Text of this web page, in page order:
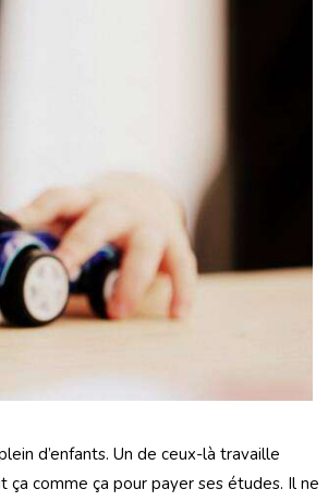
d’enfants. Un de ceux-là travaille
comme ça pour payer ses études. Il ne